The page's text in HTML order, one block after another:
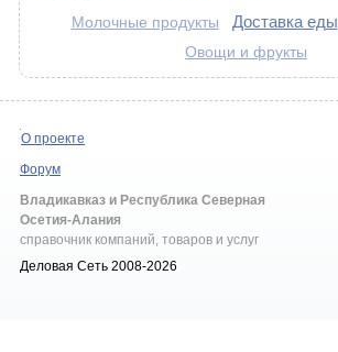
Молочные продукты Доставка еды
Овощи и фрукты
О проекте
Форум
Владикавказ и Республика Северная
Осетия-Алания
справочник компаний, товаров и услуг
Деловая Сеть 2008-2026